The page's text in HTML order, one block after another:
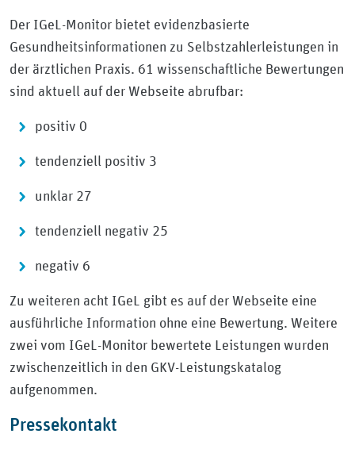
Der IGeL-Monitor bietet evidenzbasierte
Gesundheitsinformationen zu Selbstzahlerleistungen in
der ärztlichen Praxis. 61 wissenschaftliche Bewertungen
sind aktuell auf der Webseite abrufbar:
positiv 0
tendenziell positiv 3
unklar 27
tendenziell negativ 25
negativ 6
Zu weiteren acht IGeL gibt es auf der Webseite eine
ausführliche Information ohne eine Bewertung. Weitere
zwei vom IGeL-Monitor bewertete Leistungen wurden
zwischenzeitlich in den GKV-Leistungskatalog
aufgenommen.
Pressekontakt